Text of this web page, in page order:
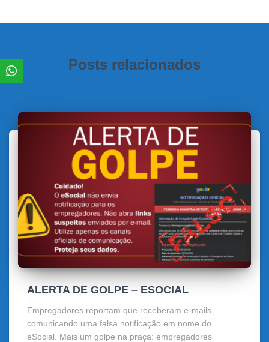
Posts relacionados
ALERTA DE GOLPE – ESOCIAL
Empregadores reportam que receberam e-mails
comunicando uma falsa notificação em nome do
eSocial. Mais um golpe na praça: empregadores